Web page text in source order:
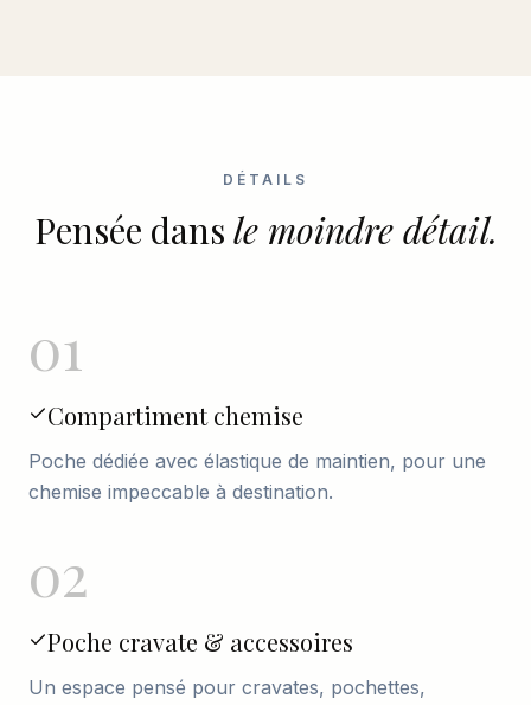
DÉTAILS
Pensée dans le moindre détail.
01
Compartiment chemise
Poche dédiée avec élastique de maintien, pour une
chemise impeccable à destination.
02
Poche cravate & accessoires
Un espace pensé pour cravates, pochettes,